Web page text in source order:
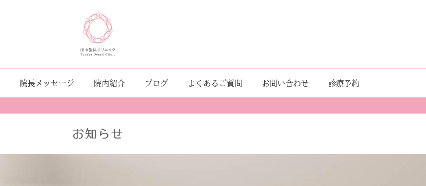
院長メッセージ 院内紹介 ブログ よくあるご質問 お問い合わせ 診療予約